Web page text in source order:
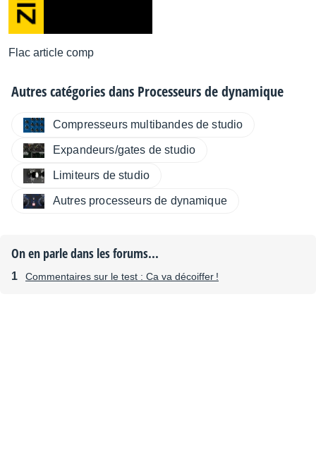
Flac article comp
Autres catégories dans Processeurs de dynamique
Compresseurs multibandes de studio
Expandeurs/gates de studio
Limiteurs de studio
Autres processeurs de dynamique
On en parle dans les forums...
Commentaires sur le test : Ca va décoiffer !